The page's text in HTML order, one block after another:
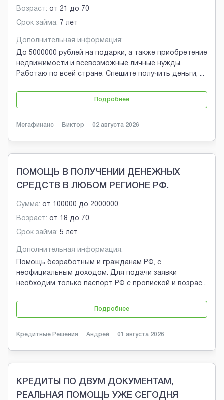
Возраст: от 21 до 70
Срок займа: 7 лет
Дополнительная информация:
До 5000000 рублей на подарки, а также приобретение
недвижимости и всевозможные личные нужды.
Работаю по всей стране. Спешите получить деньги, ...
Подробнее
Мегафинанс Виктор 02 августа 2026
ПОМОЩЬ В ПОЛУЧЕНИИ ДЕНЕЖНЫХ
СРЕДСТВ В ЛЮБОМ РЕГИОНЕ РФ.
Сумма: от 100000 до 2000000
Возраст: от 18 до 70
Срок займа: 5 лет
Дополнительная информация:
Помощь безработным и гражданам РФ, с
неофициальным доходом. Для подачи заявки
необходим только паспорт РФ с пропиской и возрас...
Подробнее
Кредитные Решения Андрей 01 августа 2026
КРЕДИТЫ ПО ДВУМ ДОКУМЕНТАМ,
РЕАЛЬНАЯ ПОМОЩЬ УЖЕ СЕГОДНЯ